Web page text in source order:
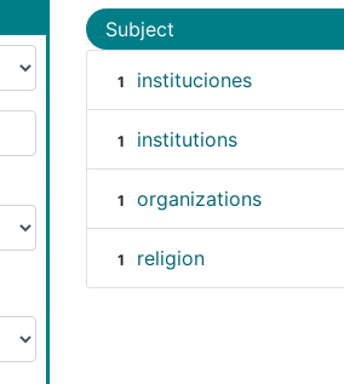
Subject
1 instituciones
1 institutions
1 organizations
1 religion